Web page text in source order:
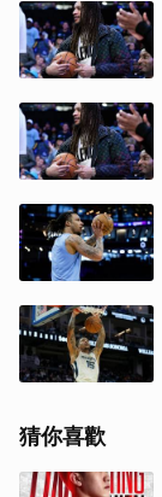
猜你喜歡